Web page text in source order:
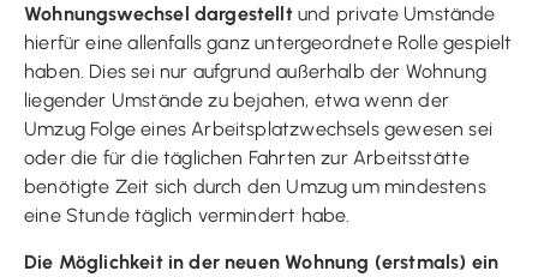
Wohnungswechsel dargestelltund private Umstände
hierfür eine allenfalls ganz untergeordnete Rolle gespielt
haben. Dies sei nur aufgrund außerhalb der Wohnung
liegender Umstände zu bejahen, etwa wenn der
Umzug Folge eines Arbeitsplatzwechsels gewesen sei
oder die für die täglichen Fahrten zur Arbeitsstätte
benötigte Zeit sich durch den Umzug um mindestens
eine Stunde täglich vermindert habe.
Die Möglichkeit in der neuen Wohnung (erstmals) ein